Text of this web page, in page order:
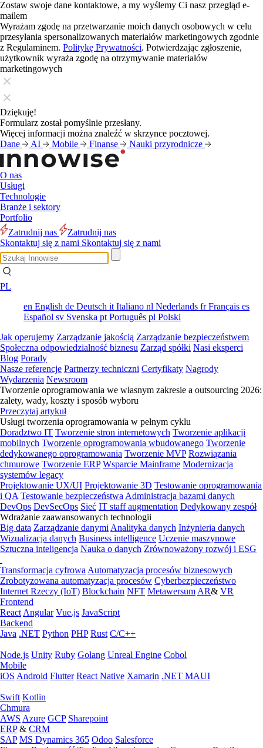
Zostaw swoje dane kontaktowe, a my wyślemy Ci nasz przegląd e-
mailem
Wyrażam zgodę na przetwarzanie moich danych osobowych w celu
przesyłania spersonalizowanych materiałów marketingowych zgodnie
z Regulaminem. Politykę Prywatności. Potwierdzając zgłoszenie,
użytkownik wyraża zgodę na otrzymywanie materiałów
marketingowych
Dziękuję!
Formularz został pomyślnie przesłany.
Więcej informacji można znaleźć w skrzynce pocztowej.
Dane
AI Mobile Finanse Nauki przyrodnicze
O nas
Usługi
Technologie
Branże i sektory
Portfolio
Zatrudnij nas
Zatrudnij nas
Skontaktuj się z nami Skontaktuj się z nami
PL
en English de Deutsch it Italiano nl Nederlands frFrançais es
Español sv Svenska pt Português pl Polski
Jak operujemy Zarządzanie jakością Zarządzanie bezpieczeństwem
Społeczna odpowiedzialność biznesu Zarząd spółki Nasi eksperci
Blog Porady
Nasze referencje Partnerzy techniczni Certyfikaty Nagrody
Wydarzenia Newsroom
Tworzenie oprogramowania we własnym zakresie a outsourcing 2026:
zalety, wady, koszty i sposób wyboru
Przeczytaj artykuł
Usługi tworzenia oprogramowania w pełnym cyklu
Doradztwo IT Tworzenie stron internetowych Tworzenie aplikacji
mobilnych Tworzenie oprogramowania wbudowanego Tworzenie
dedykowanego oprogramowania Tworzenie MVP Rozwiązania
chmurowe Tworzenie ERP Wsparcie Mainframe Modernizacja
systemów legacy
Projektowanie UX/UI Projektowanie 3D Testowanie oprogramowania
i QA Testowanie bezpieczeństwa Administracja bazami danych
DevOps DevSecOps Sieć IT staff augmentation Dedykowany zespół
Wdrażanie zaawansowanych technologii
Big data Zarządzanie danymi Analityka danych Inżynieria danych
Wizualizacja danych Business intelligence Uczenie maszynowe
Sztuczna inteligencja Nauka o danych Zrównoważony rozwój i ESG
Transformacja cyfrowa Automatyzacja procesów biznesowych
Zrobotyzowana automatyzacja procesów Cyberbezpieczeństwo
Internet Rzeczy (IoT) Blockchain NFT Metawersum AR& VR
Frontend
React Angular Vue.js JavaScript
Backend
Java .NET Python PHP Rust C/C++
Node.js Unity Ruby Golang Unreal Engine Cobol
Mobile
iOS Android Flutter React Native Xamarin .NET MAUI
Swift Kotlin
Chmura
AWS Azure GCP Sharepoint
ERP& CRM
SAP MS Dynamics 365 Odoo Salesforce